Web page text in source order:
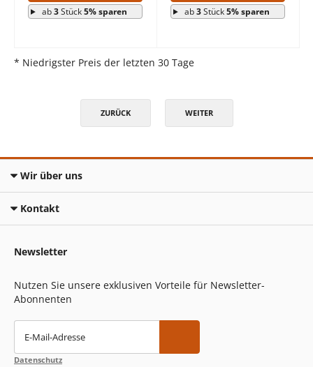
ab3Stück5% sparen ab3Stück5% sparen
* Niedrigster Preis der letzten 30 Tage
ZURÜCK WEITER
Wir über uns
Kontakt
Newsletter
Nutzen Sie unsere exklusiven Vorteile für Newsletter-
Abonnenten
E-Mail-Adresse
Datenschutz